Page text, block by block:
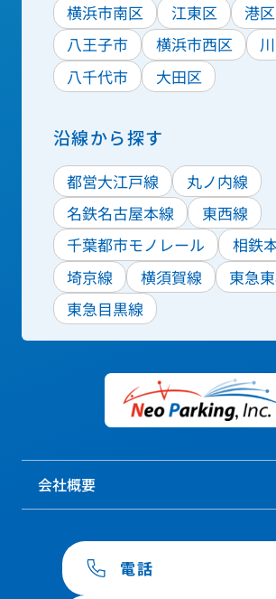
横浜市南区
江東区
港区
八王子市
横浜市西区
八千代市
大田区
沿線から探す
都営大江戸線
丸ノ内線
名鉄名古屋本線
東西線
千葉都市モノレール
相鉄
埼京線
横須賀線
東急
東急目黒線
会社概要
電話